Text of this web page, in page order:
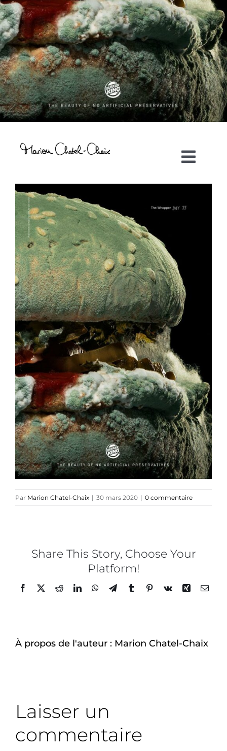
Artiste plasticienne
Collaborations
Direction créative
Références
Podcasts
Blog
TEDx
À-propos
Par Marion Chatel-Chaix | 30 mars 2020 | 0 commentaire
Share This Story, Choose Your
Platform!
Facebook
TwitterRedditLinkedInWhatsApp
TelegramTumblrPinterest
Vk Xing Email
À propos de l'auteur : Marion Chatel-Chaix
Laisser un
commentaire